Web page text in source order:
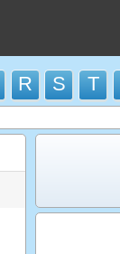
R S T